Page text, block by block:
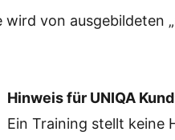
wird von ausgebildeten
Hinweis für UNIQA
Ein Training stellt keine